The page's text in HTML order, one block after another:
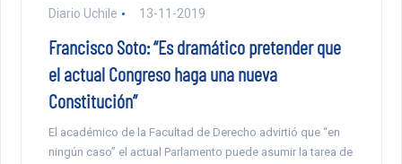
Diario Uchile 13-11-2019
Francisco Soto: “Es dramático pretender que
el actual Congreso haga una nueva
Constitución”
El académico de la Facultad de Derecho advirtió que “en
ningún caso” el actual Parlamento puede asumir la tarea de